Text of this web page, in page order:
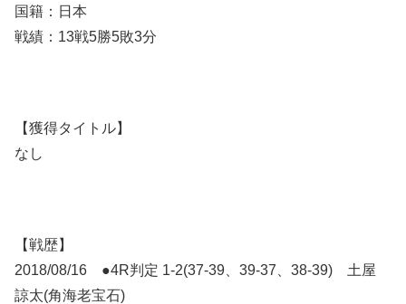
国籍：日本
戦績：13戦5勝5敗3分
【獲得タイトル】
なし
【戦歴】
2018/08/16 ●4R判定 1-2(37-39、39-37、38-39) 土屋
諒太(角海老宝石)